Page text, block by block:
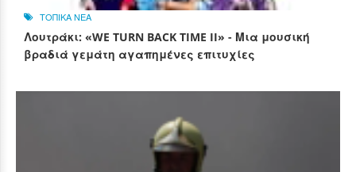
ΤΟΠΙΚΑ ΝΕΑ
Λουτράκι: «WE TURN BACK TIME II» - Μια μουσική
βραδιά γεμάτη αγαπημένες επιτυχίες